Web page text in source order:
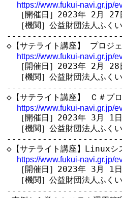
https://www.fukui-navi.gr.jp/
［開催日］2023年 2月 27
［機関］公益財団法人ふく
◇【サテライト講座】 プロジ
https://www.fukui-navi.gr.jp/
［開催日］2023年 2月 28
［機関］公益財団法人ふく
◇【サテライト講座】 Ｃ＃プ
https://www.fukui-navi.gr.jp/
［開催日］2023年 3月 1
［機関］公益財団法人ふく
◇【サテライト講座】Linuxシ
https://www.fukui-navi.gr.jp/
［開催日］2023年 3月 1
［機関］公益財団法人ふく